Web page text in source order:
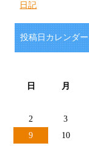
日記
投稿日カレンダー
日 月
2
3
9
10